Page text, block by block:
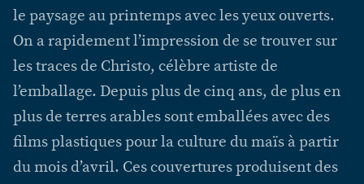
le paysage au printemps avec les yeux ouverts.
On a rapidement l’impression de se trouver sur
les traces de Christo, célèbre artiste de
l’emballage. Depuis plus de cinq ans, de plus en
plus de terres arables sont emballées avec des
films plastiques pour la culture du maïs à partir
du mois d’avril. Ces couvertures produisent des